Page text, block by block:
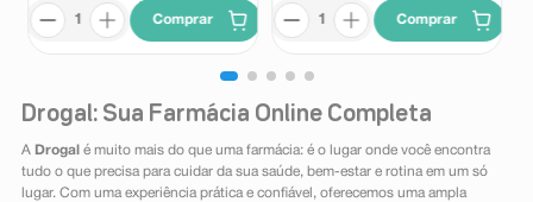
Comprar Comprar
Drogal: Sua Farmácia Online Completa
A Drogal é muito mais do que uma farmácia: é o lugar onde você encontra
tudo o que precisa para cuidar da sua saúde, bem-estar e rotina em um só
lugar. Com uma experiência prática e confiável, oferecemos uma ampla